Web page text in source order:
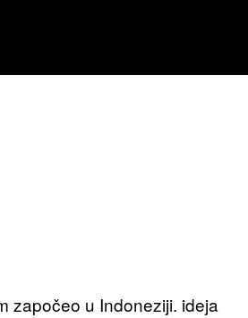
započeo u Indoneziji. ideja